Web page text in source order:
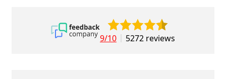
9/10 5272 reviews